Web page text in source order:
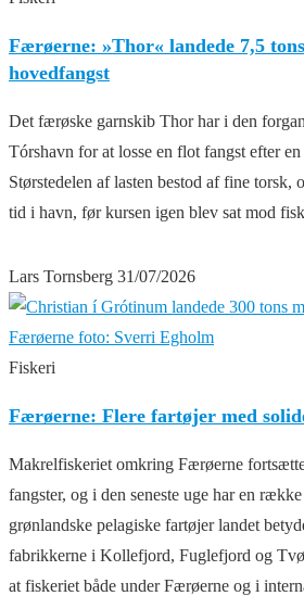
Færøerne: »Thor« landede 7,5
hovedfangst
Det færøske garnskib Thor har i den
Tórshavn for at losse en flot fangst efter
Størstedelen af lasten bestod af fine torsk,
tid i havn, før kursen igen blev sat mod
Lars Tornsberg 31/07/2026
Fiskeri
Færøerne: Flere fartøjer med
Makrelfiskeriet omkring Færøerne
fangster, og i den seneste uge har en
grønlandske pelagiske fartøjer landet
fabrikkerne i Kollefjord, Fuglefjord og
at fiskeriet både under Færøerne og i